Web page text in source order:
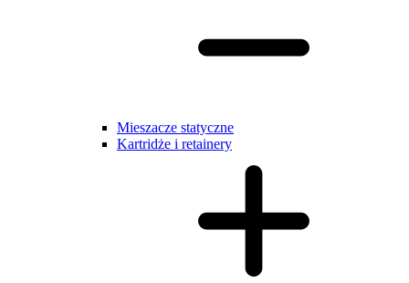
Mieszacze statyczne
Kartridże i retainery